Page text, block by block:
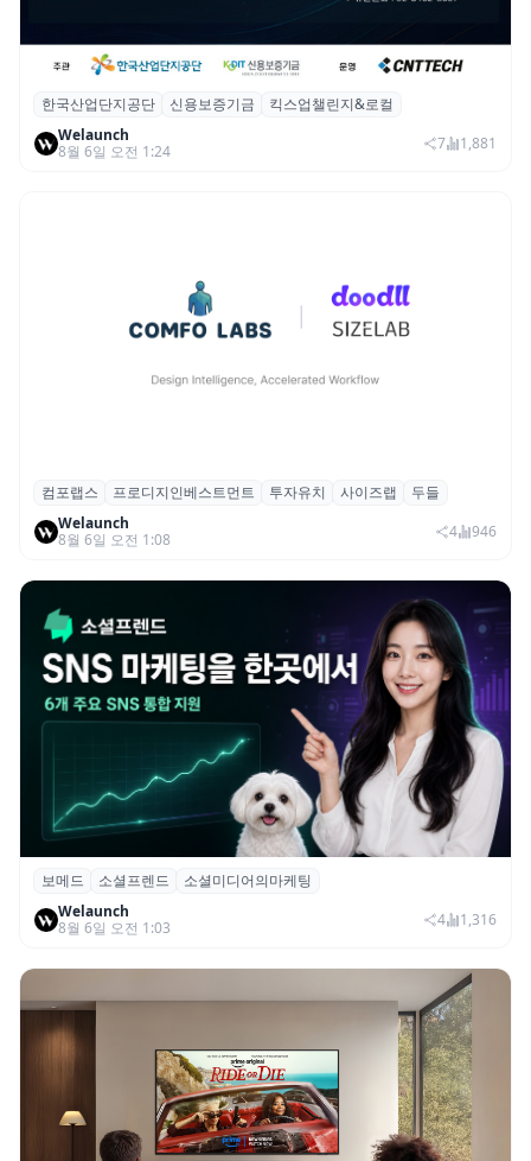
산단공·신보, 2026 ‘킥스업 챌린지&로컬’ 참
여 스타트업 모집
한국산업단지공단 신용보증기금
킥스업챌린지&로컬
Welaunch
8월 6일 오전 1:24
7 1,881
컴포랩스, 프로디지인베스트먼트로부터 시
드 투자 유치
컴포랩스 프로디지인베스트먼트 투자유치 사이즈랩
두들
Welaunch
8월 6일 오전 1:08
4 946
보메드 ‘소셜프렌드’, 유튜브·인스타 등 6개
SNS 마케팅 통합 지원
보메드 소셜프렌드
소셜미디어의마케팅
Welaunch
8월 6일 오전 1:03
4 1,316